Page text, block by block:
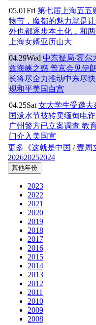
05.01Fri 第七届上海五五
物节，魔都的魅力就是
外也都逐步本土化，和
上海女婿亚历山大
04.29Wed 中东疑局·霍尔
兹海峡之惑 普京会见伊
长将尽全力推动中东尽
现和平美国白宫
04.25Sat 女大学生受邀去
国泼水节被转卖缅甸电诈
广州警方已立案调查 教
门介入美国宣
更多《这就是中国 / 壹周
202620252024
其他年份
2023
2022
2021
2020
2019
2018
2017
2016
2015
2014
2013
2012
2011
2010
2009
2008